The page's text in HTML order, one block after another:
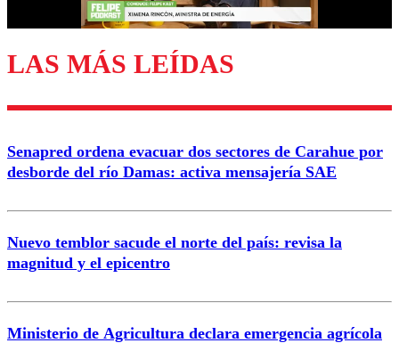
Enviar comentario
LAS MÁS LEÍDAS
Senapred ordena evacuar dos sectores de Carahue por
desborde del río Damas: activa mensajería SAE
Nuevo temblor sacude el norte del país: revisa la
magnitud y el epicentro
Ministerio de Agricultura declara emergencia agrícola